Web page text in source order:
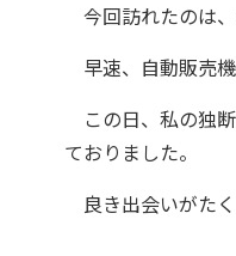
今回訪れたのは
早速、自動販売
この日、私の独
ておりました。
良き出会いがた